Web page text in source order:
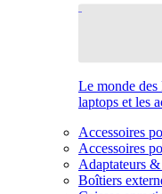
Le monde des
laptops et les
Accessoires
Accessoires
Adaptateurs
Boîtiers